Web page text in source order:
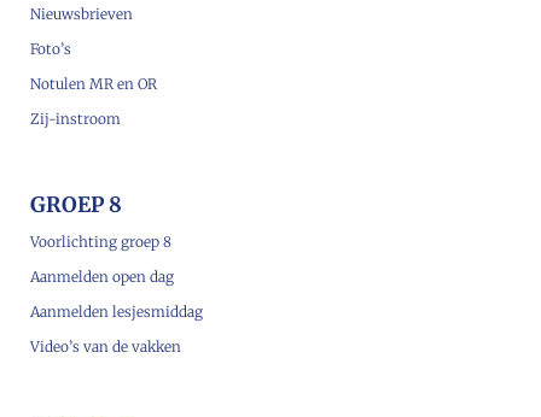
Nieuwsbrieven
Foto’s
Notulen MR en OR
Zij-instroom
GROEP 8
Voorlichting groep 8
Aanmelden open dag
Aanmelden lesjesmiddag
Video’s van de vakken